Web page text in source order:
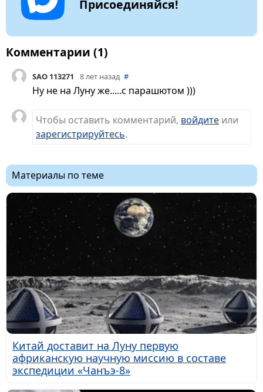
Присоединяйся!
Комментарии (1)
SAO 113271 8 лет назад #
Ну не на Луну же.....с парашютом )))
Чтобы оставить комментарий, войдите или
зарегистрируйтесь.
Материалы по теме
Китай доставит на Луну первую
африканскую научную миссию в составе
экспедиции «Чанъэ-8»